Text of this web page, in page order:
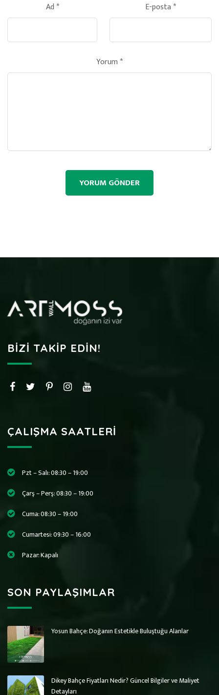
Ad* E-posta*
Yorum*
BIZI TAKIP EDIN!
ÇALIŞMA SAATLERI
Pzt – Salı: 08:30 – 19:00
Çarş – Perş: 08:30 – 19:00
Cuma: 08:30 – 19:00
Cumartesi: 09:30 – 16:00
Pazar: Kapalı
SON PAYLAŞIMLAR
Yosun Bahçe: Doğanın Estetikle Buluştuğu Alanlar
Dikey Bahçe Fiyatları Nedir? Güncel Bilgiler ve Maliyet
Detayları
Art Wall Moss
Art Wall Moss